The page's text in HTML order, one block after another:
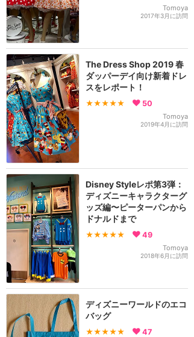
Tomoya
2017年3月に訪問
The Dress Shop 2019 春
ダッパーデイ向け新着ドレ
スをレポート！
★★★★★ 50
Tomoya
2019年4月に訪問
Disney Styleレポ第3弾：
ディズニーキャラクターグ
ッズ編〜ピーターパンから
ドナルドまで
★★★★★ 49
Tomoya
2018年6月に訪問
ディズニーワールドのエコ
バッグ
★★★★★ 47